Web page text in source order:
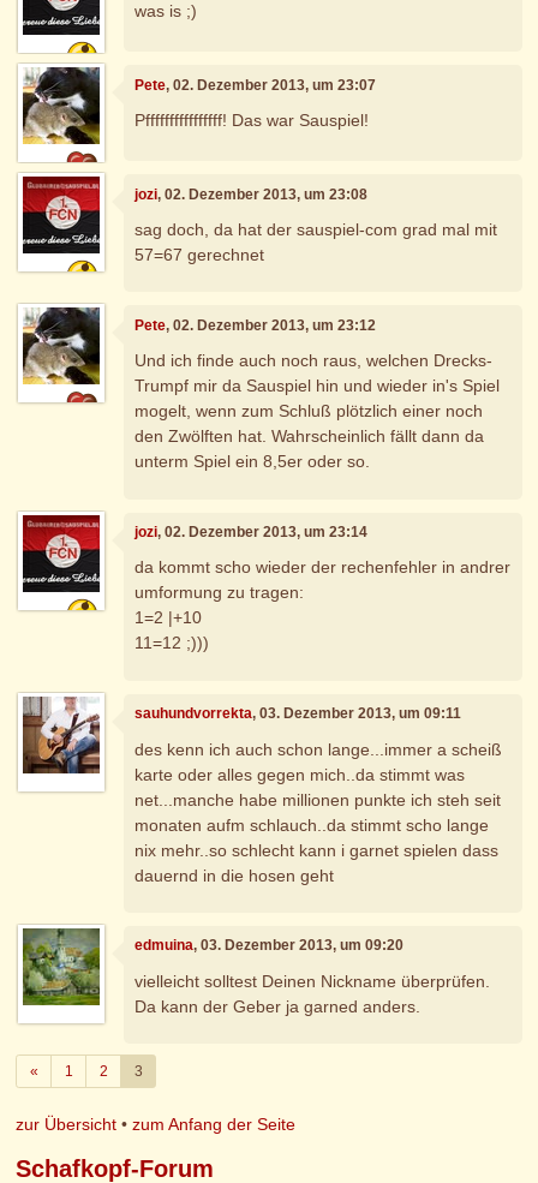
was is ;)
Pete, 02. Dezember 2013, um 23:07
Pffffffffffffffff! Das war Sauspiel!
jozi, 02. Dezember 2013, um 23:08
sag doch, da hat der sauspiel-com grad mal mit
57=67 gerechnet
Pete, 02. Dezember 2013, um 23:12
Und ich finde auch noch raus, welchen Drecks-
Trumpf mir da Sauspiel hin und wieder in's Spiel
mogelt, wenn zum Schluß plötzlich einer noch
den Zwölften hat. Wahrscheinlich fällt dann da
unterm Spiel ein 8,5er oder so.
jozi, 02. Dezember 2013, um 23:14
da kommt scho wieder der rechenfehler in andrer
umformung zu tragen:
1=2 |+10
11=12 ;)))
sauhundvorrekta, 03. Dezember 2013, um 09:11
des kenn ich auch schon lange...immer a scheiß
karte oder alles gegen mich..da stimmt was
net...manche habe millionen punkte ich steh seit
monaten aufm schlauch..da stimmt scho lange
nix mehr..so schlecht kann i garnet spielen dass
dauernd in die hosen geht
edmuina, 03. Dezember 2013, um 09:20
vielleicht solltest Deinen Nickname überprüfen.
Da kann der Geber ja garned anders.
«Zurück
1 2 3
zur Übersicht •zum Anfang der Seite
Schafkopf-Forum